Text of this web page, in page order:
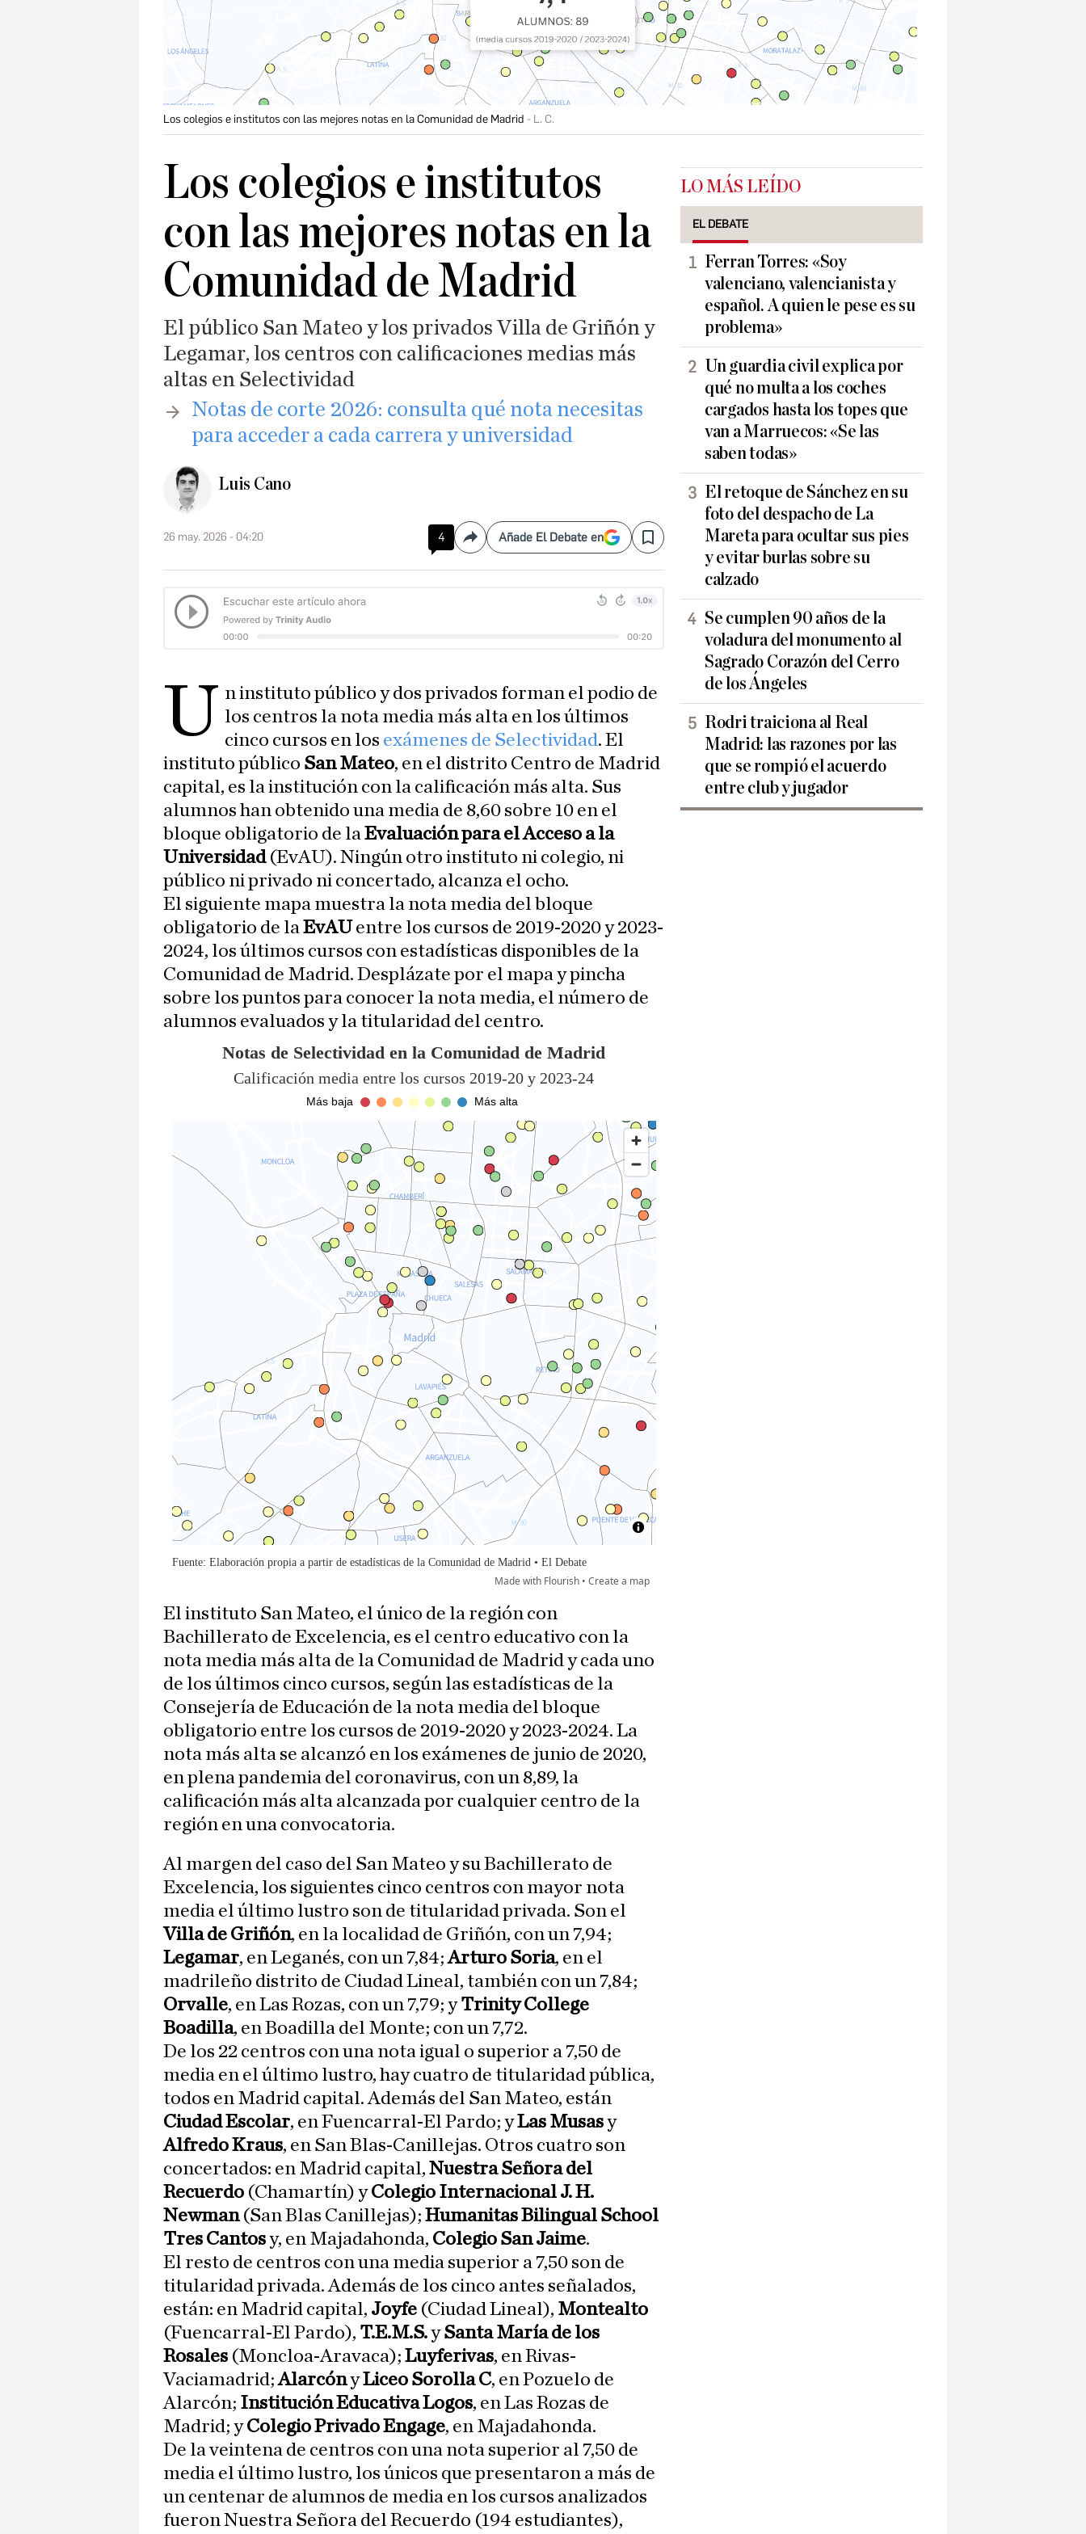
Los colegios e institutos con las mejores notas en la Comunidad de Madrid L. C.
Los colegios e institutos
con las mejores notas en la
Comunidad de Madrid
El público San Mateo y los privados Villa de Griñón y
Legamar, los centros con calificaciones medias más
altas en Selectividad
Notas de corte 2026: consulta qué nota necesitas
para acceder a cada carrera y universidad
Luis Cano
26 may. 2026 - 04:20 4 CompartirAñade El Debate en Save
U n instituto público y dos privados forman el podio de
los centros la nota media más alta en los últimos
cinco cursos en los exámenes de Selectividad. El
instituto público San Mateo, en el distrito Centro de Madrid
capital, es la institución con la calificación más alta. Sus
alumnos han obtenido una media de 8,60 sobre 10 en el
bloque obligatorio de laEvaluación para el Acceso a la
Universidad(EvAU). Ningún otro instituto ni colegio, ni
público ni privado ni concertado, alcanza el ocho.
El siguiente mapa muestra la nota media del bloque
obligatorio de laEvAUentre los cursos de 2019-2020 y 2023-
2024, los últimos cursos con estadísticas disponibles de la
Comunidad de Madrid. Desplázate por el mapa y pincha
sobre los puntos para conocer la nota media, el número de
alumnos evaluados y la titularidad del centro.
El instituto San Mateo, el único de la región con
Bachillerato de Excelencia, es el centro educativo con la
nota media más alta de la Comunidad de Madrid y cada uno
de los últimos cinco cursos, según las estadísticas de la
Consejería de Educación de la nota media del bloque
obligatorio entre los cursos de 2019-2020 y 2023-2024. La
nota más alta se alcanzó en los exámenes de junio de 2020,
en plena pandemia del coronavirus, con un 8,89, la
calificación más alta alcanzada por cualquier centro de la
región en una convocatoria.
Al margen del caso del San Mateo y su Bachillerato de
Excelencia, los siguientes cinco centros con mayor nota
media el último lustro son de titularidad privada. Son el
Villa de Griñón, en la localidad de Griñón, con un 7,94;
Legamar, en Leganés, con un 7,84;Arturo Soria, en el
madrileño distrito de Ciudad Lineal, también con un 7,84;
Orvalle, en Las Rozas, con un 7,79; yTrinity College
Boadilla, en Boadilla del Monte; con un 7,72.
De los 22 centros con una nota igual o superior a 7,50 de
media en el último lustro, hay cuatro de titularidad pública,
todos en Madrid capital. Además del San Mateo, están
Ciudad Escolar, en Fuencarral-El Pardo; yLas Musasy
Alfredo Kraus, en San Blas-Canillejas. Otros cuatro son
concertados: en Madrid capital, Nuestra Señora del
Recuerdo (Chamartín) yColegio Internacional J. H.
Newman(San Blas Canillejas); Humanitas Bilingual School
Tres Cantosy, en Majadahonda, Colegio San Jaime.
El resto de centros con una media superior a 7,50 son de
titularidad privada. Además de los cinco antes señalados,
están: en Madrid capital, Joyfe (Ciudad Lineal), Montealto
(Fuencarral-El Pardo), T.E.M.S.ySanta María de los
Rosales (Moncloa-Aravaca); Luyferivas, en Rivas-
Vaciamadrid;AlarcónyLiceo Sorolla C, en Pozuelo de
Alarcón; Institución Educativa Logos, en Las Rozas de
Madrid; yColegio Privado Engage, en Majadahonda.
De la veintena de centros con una nota superior al 7,50 de
media el último lustro, los únicos que presentaron a más de
un centenar de alumnos de media en los cursos analizados
fueron Nuestra Señora del Recuerdo (194 estudiantes),
LO MÁS LEÍDO
EL DEBATE
Ferran Torres: «Soy
valenciano, valencianista y
español. A quien le pese es su
problema»
Un guardia civil explica por
qué no multa a los coches
cargados hasta los topes que
van a Marruecos: «Se las
saben todas»
El retoque de Sánchez en su
foto del despacho de La
Mareta para ocultar sus pies
y evitar burlas sobre su
calzado
Se cumplen 90 años de la
voladura del monumento al
Sagrado Corazón del Cerro
de los Ángeles
Rodri traiciona al Real
Madrid: las razones por las
que se rompió el acuerdo
entre club y jugador